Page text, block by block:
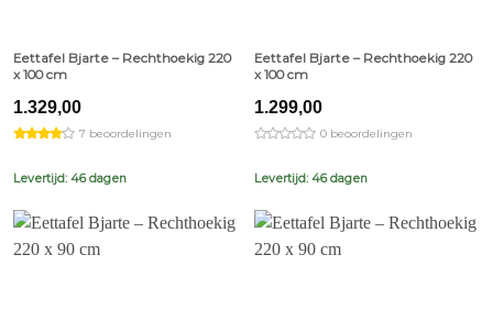
Eettafel Bjarte – Rechthoekig 220
x 100 cm
1.329,00
7 beoordelingen
Levertijd: 46 dagen
Eettafel Bjarte – Rechthoekig 220
x 100 cm
1.299,00
0 beoordelingen
Levertijd: 46 dagen